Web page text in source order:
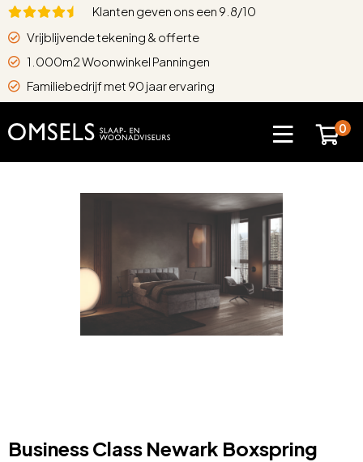
Klanten geven ons een 9.8/10
Vrijblijvende tekening & offerte
1.000m2 Woonwinkel Panningen
Familiebedrijf met 90 jaar ervaring
0
Business Class Newark Boxspring